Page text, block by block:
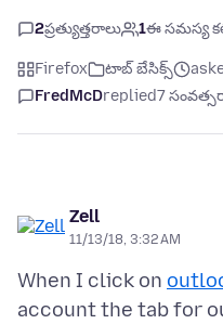
2ప్రత్యుత్తరాలు 1ఈ సమస్య
Firefox టాబ్ బేసిక్స్
FredMcDreplied7
Zell
11/13/18, 3:32 AM
When I click on
account the tab for